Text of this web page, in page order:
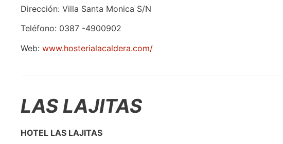
Dirección: Villa Santa Monica S/N
Teléfono: 0387 -4900902
Web: www.hosterialacaldera.com/
LAS LAJITAS
HOTEL LAS LAJITAS